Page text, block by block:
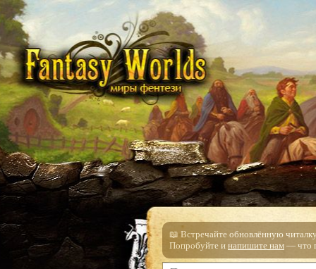
📖 Встречайте обновлённую
Попробуйте и напишите нам — что